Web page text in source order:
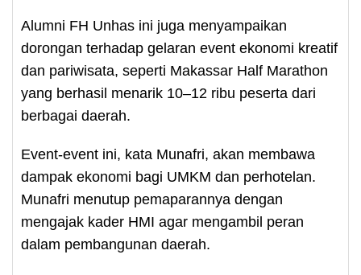
Alumni FH Unhas ini juga menyampaikan
dorongan terhadap gelaran event ekonomi kreatif
dan pariwisata, seperti Makassar Half Marathon
yang berhasil menarik 10–12 ribu peserta dari
berbagai daerah.
Event-event ini, kata Munafri, akan membawa
dampak ekonomi bagi UMKM dan perhotelan.
Munafri menutup pemaparannya dengan
mengajak kader HMI agar mengambil peran
dalam pembangunan daerah.